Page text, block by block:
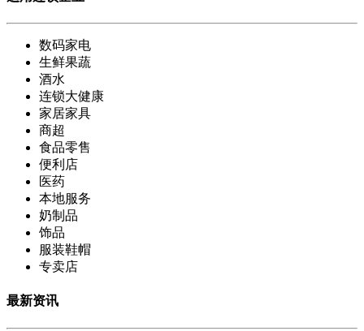
数码家电
生鲜果蔬
酒水
连锁大健康
家居家具
商超
食品零售
便利店
医药
本地服务
奶制品
饰品
服装鞋帽
专卖店
最新资讯